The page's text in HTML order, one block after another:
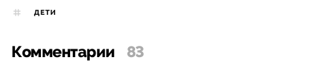
ДЕТИ
Комментарии 83